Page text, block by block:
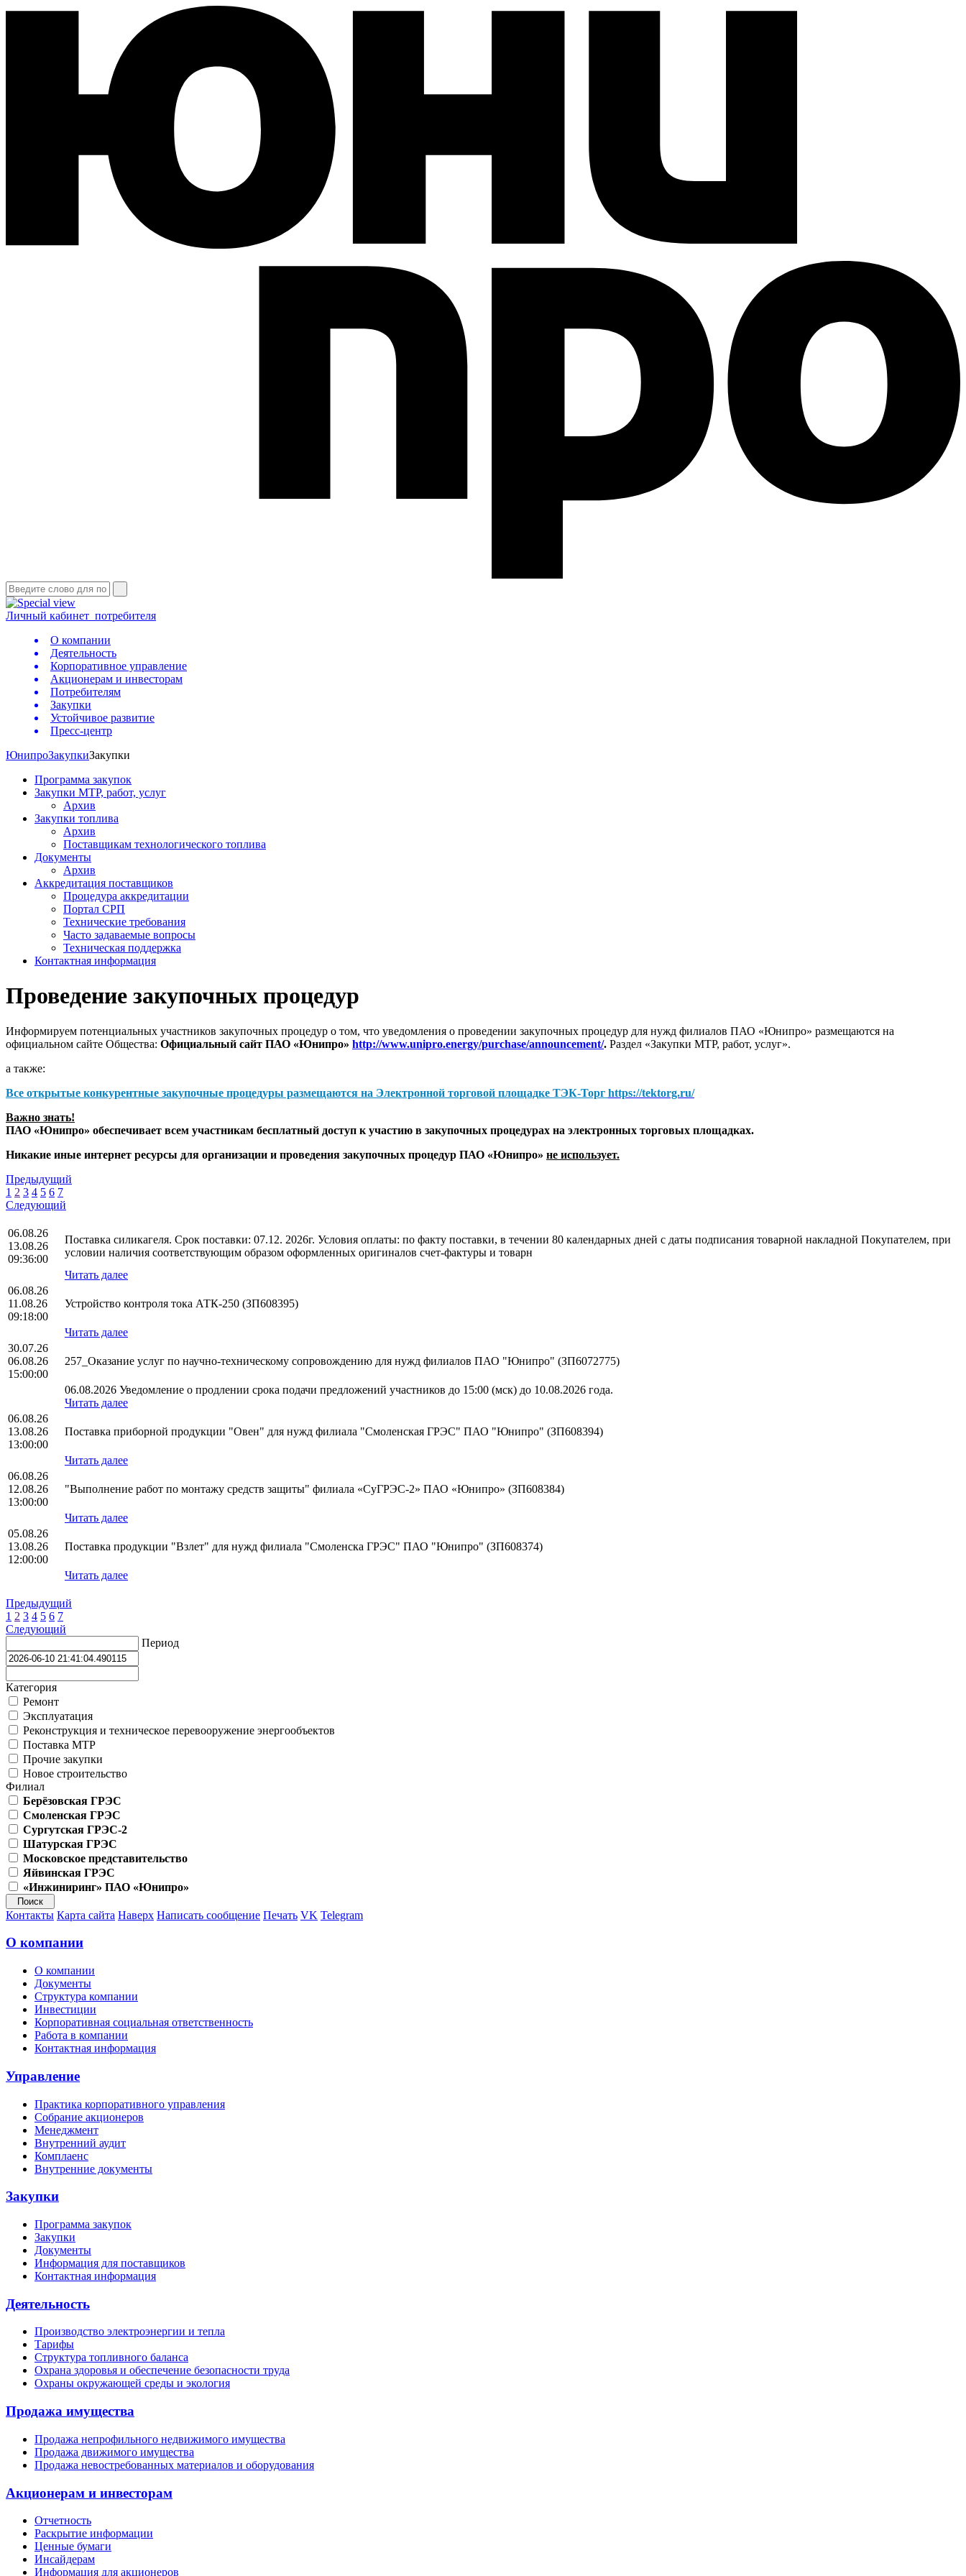
Личный кабинет потребителя
О компании
Деятельность
Корпоративное управление
Акционерам и инвесторам
Потребителям
Закупки
Устойчивое развитие
Пресс-центр
ЮнипроЗакупкиЗакупки
Программа закупок
Закупки МТР, работ, услуг
Архив
Закупки топлива
Архив
Поставщикам технологического топлива
Документы
Архив
Аккредитация поставщиков
Процедура аккредитации
Портал СРП
Технические требования
Часто задаваемые вопросы
Техническая поддержка
Контактная информация
Проведение закупочных процедур
Информируем потенциальных участников закупочных процедур о том, что уведомления о проведении закупочных процедур для нужд филиалов ПАО «Юнипро» размещаются на
официальном сайте Общества: Официальный сайт ПАО «Юнипро» http://www.unipro.energy/purchase/announcement/. Раздел «Закупки МТР, работ, услуг».
а также:
Все открытые конкурентные закупочные процедуры размещаются на Электронной торговой площадке ТЭК-Торг https://tektorg.ru/
Важно знать!
ПАО «Юнипро» обеспечивает всем участникам бесплатный доступ к участию в закупочных процедурах на электронных торговых площадках.
Никакие иные интернет ресурсы для организации и проведения закупочных процедур ПАО «Юнипро» не использует.
Предыдущий
1 2 3 4 5 6 7
Следующий
06.08.26
13.08.26
09:36:00
Поставка силикагеля. Срок поставки: 07.12. 2026г. Условия оплаты: по факту поставки, в течении 80 календарных дней с даты подписания товарной накладной Покупателем, при
условии наличия соответствующим образом оформленных оригиналов счет-фактуры и товарн
Читать далее
06.08.26
11.08.26
09:18:00
Устройство контроля тока АТК-250 (ЗП608395)
Читать далее
30.07.26
06.08.26
15:00:00
257_Оказание услуг по научно-техническому сопровождению для нужд филиалов ПАО "Юнипро" (ЗП6072775)
06.08.2026 Уведомление о продлении срока подачи предложений участников до 15:00 (мск) до 10.08.2026 года.
Читать далее
06.08.26
13.08.26
13:00:00
Поставка приборной продукции "Овен" для нужд филиала "Смоленская ГРЭС" ПАО "Юнипро" (ЗП608394)
Читать далее
06.08.26
12.08.26
13:00:00
"Выполнение работ по монтажу средств защиты" филиала «СуГРЭС-2» ПАО «Юнипро» (ЗП608384)
Читать далее
05.08.26
13.08.26
12:00:00
Поставка продукции "Взлет" для нужд филиала "Смоленска ГРЭС" ПАО "Юнипро" (ЗП608374)
Читать далее
Предыдущий
1 2 3 4 5 6 7
Следующий
Период
Категория
Ремонт
Эксплуатация
Реконструкция и техническое перевооружение энергообъектов
Поставка МТР
Прочие закупки
Новое строительство
Филиал
Берёзовская ГРЭС
Смоленская ГРЭС
Сургутская ГРЭС-2
Шатурская ГРЭС
Московское представительство
Яйвинская ГРЭС
«Инжиниринг» ПАО «Юнипро»
Контакты Карта сайта Наверх Написать сообщение Печать VK Telegram
О компании
О компании
Документы
Структура компании
Инвестиции
Корпоративная социальная ответственность
Работа в компании
Контактная информация
Управление
Практика корпоративного управления
Собрание акционеров
Менеджмент
Внутренний аудит
Комплаенс
Внутренние документы
Закупки
Программа закупок
Закупки
Документы
Информация для поставщиков
Контактная информация
Деятельность
Производство электроэнергии и тепла
Тарифы
Структура топливного баланса
Охрана здоровья и обеспечение безопасности труда
Охраны окружающей среды и экология
Продажа имущества
Продажа непрофильного недвижимого имущества
Продажа движимого имущества
Продажа невостребованных материалов и оборудования
Акционерам и инвесторам
Отчетность
Раскрытие информации
Ценные бумаги
Инсайдерам
Информация для акционеров